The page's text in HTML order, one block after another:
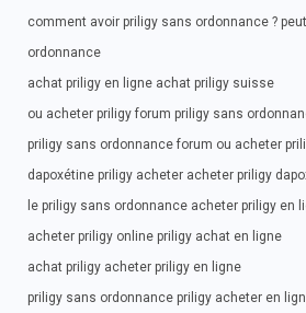
comment avoir priligy sans ordonnance ?
ordonnance
achat priligy en ligne achat priligy suisse
ou acheter priligy forum priligy sans
priligy sans ordonnance forum ou acheter
dapoxétine priligy acheter acheter priligy
le priligy sans ordonnance acheter priligy en
acheter priligy online priligy achat en ligne
achat priligy acheter priligy en ligne
priligy sans ordonnance priligy acheter en